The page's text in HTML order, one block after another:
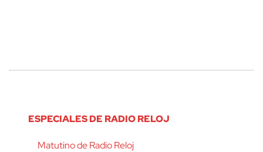
ESPECIALES DE RADIO RELOJ
Matutino de Radio Reloj